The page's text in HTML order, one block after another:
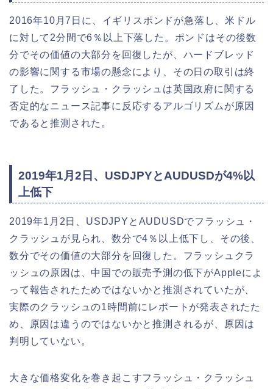
2016年10月7日に、イギリスポンドが急落し、米ドル
に対して2分間で6％以上下落した。ポンドはその後数
分でその価値の大部分を回復したが、ハードブレッド
の影響に関する市場の懸念により、その日の取引は終
了した。フラッシュ・クラッシュは英国政府に関する
否定的なニュース記事に反応するアルゴリズムが原因
であると推測された。
2019年1月2日、USDJPYとAUDUSDが4%以
上低下
2019年1月2日、USDJPYとAUDUSDでフラッシュ・
クラッシュが見られ、数分で4％以上低下し、その後、
数分でその価値の大部分を回復した。フラッシュクラ
ッシュの原因は、中国での販売予測の低下がAppleによ
って報告されたためではないかと推測されていたが、
実際のクラッシュの1時間前にレポートが発表されたた
め、原因は違うのではないかと推測されるが、原因は
判明していない。
大きな価格変化を巻き起こすフラッシュ・クラッシュ